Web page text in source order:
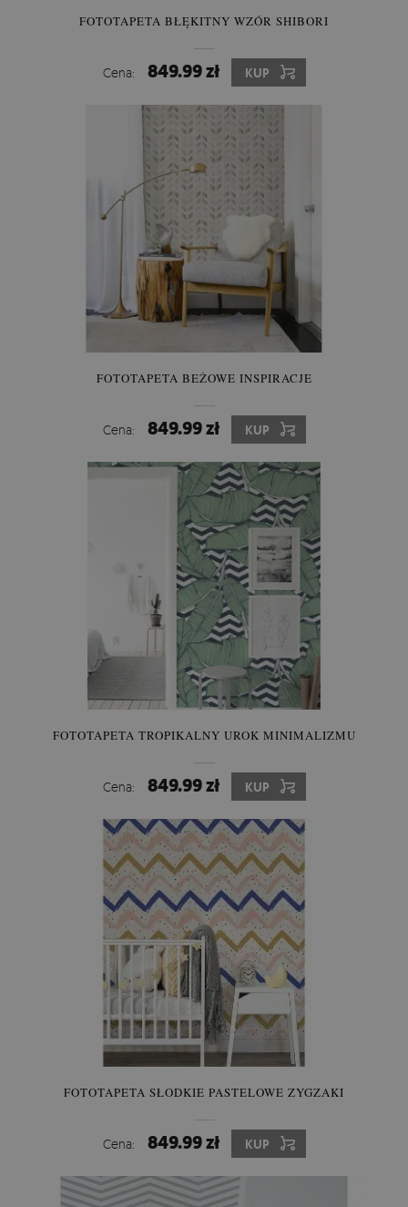
FOTOTAPETA BŁĘKITNY WZÓR SHIBORI
Cena: 849.99 zł KUP
FOTOTAPETA BEŻOWE INSPIRACJE
Cena: 849.99 zł KUP
FOTOTAPETA TROPIKALNY UROK MINIMALIZMU
Cena: 849.99 zł KUP
FOTOTAPETA SŁODKIE PASTELOWE ZYGZAKI
Cena: 849.99 zł KUP